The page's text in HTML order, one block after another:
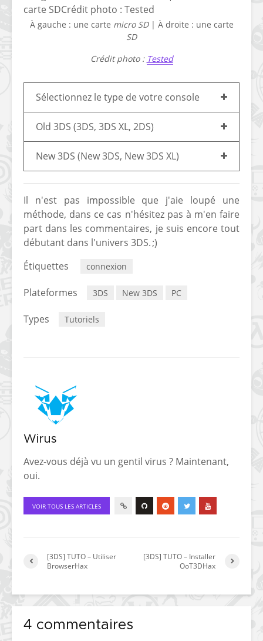
À gauche : une carte micro SD| À droite : une carte
SD
Crédit photo : Tested
Sélectionnez le type de votre console
Old 3DS (3DS, 3DS XL, 2DS)
New 3DS (New 3DS, New 3DS XL)
Il n'est pas impossible que j'aie loupé une
méthode, dans ce cas n'hésitez pas à m'en faire
part dans les commentaires, je suis encore tout
débutant dans l'univers 3DS. ;)
Étiquettes
connexion
Plateformes 3DS New 3DS PC
Types Tutoriels
Wirus
Avez-vous déjà vu un gentil virus ? Maintenant,
oui.
VOIR TOUS LES ARTICLES
[3DS] TUTO – Utiliser
BrowserHax
[3DS] TUTO – Installer
OoT3DHax
4 commentaires
[PSP] Débricker une
PSP 2000/3000 est
désormais
possible avec Baryon
Sweeper !
[PS4] TUTO - Hacker
/ Jailbreaker sa PS4
en 6.72
[PS4] Le point sur le
fameux jailbreak pour
6.72 / 7.02
vidéo une flopée de
nouveaux projets
prévoir
TUTO -
[PSP]
qui fête